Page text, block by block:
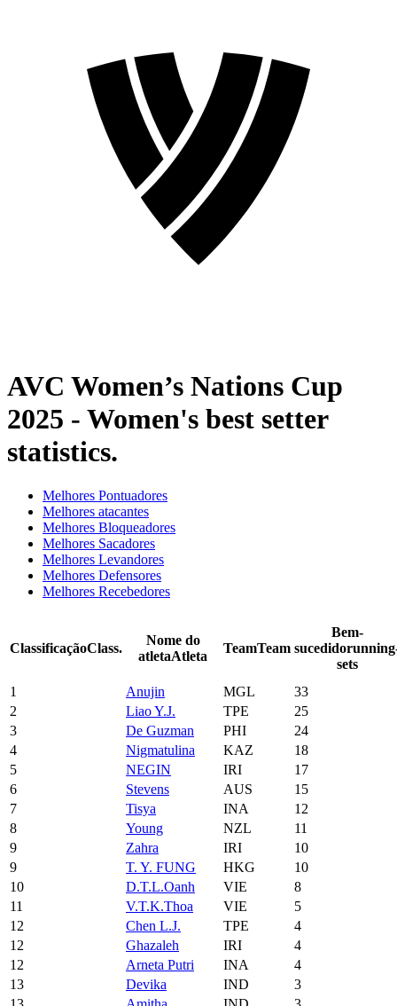
AVC Women’s Nations Cup
2025 - Women's best setter
statistics.
Melhores Pontuadores
Melhores atacantes
Melhores Bloqueadores
Melhores Sacadores
Melhores Levandores
Melhores Defensores
Melhores Recebedores
ClassificaçãoClass.
Nome do
atletaAtleta
TeamTeam
Bem-
sucedido
sets
1
Anujin MGL
33
2
Liao Y.J. TPE
25
3
De Guzman PHI
24
4
Nigmatulina KAZ
18
5
NEGIN IRI
17
6
Stevens AUS
15
7
Tisya INA
12
8
Young NZL
11
9
Zahra IRI
10
9
T. Y. FUNG HKG
10
10
D.T.L.Oanh VIE
8
11
V.T.K.Thoa VIE
5
12
Chen L.J. TPE
4
12
Ghazaleh IRI
4
12
Arneta Putri INA
4
13
Devika IND
3